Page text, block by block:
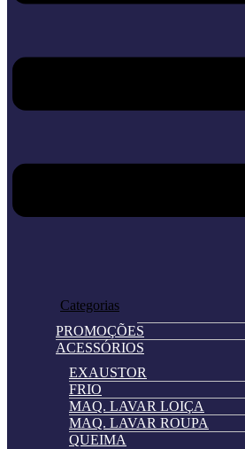
Categorias
PROMOÇÕES
ACESSÓRIOS
EXAUSTOR
FRIO
MAQ. LAVAR LOIÇA
MAQ. LAVAR ROUPA
QUEIMA